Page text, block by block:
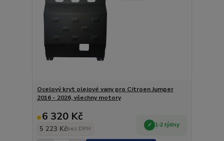
Ocelový kryt olejové vany pro Citroen Jumper
2016 - 2026, všechny motory
6 320 Kč
5 223 Kčbez DPH
1-2 týdny